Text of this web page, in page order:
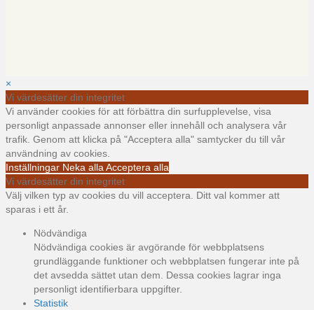
×
Vi värdesätter din integritet
Vi använder cookies för att förbättra din surfupplevelse, visa
personligt anpassade annonser eller innehåll och analysera vår
trafik. Genom att klicka på "Acceptera alla" samtycker du till vår
användning av cookies.
Inställningar Neka alla Acceptera alla
Vi värdesätter din integritet
Välj vilken typ av cookies du vill acceptera. Ditt val kommer att
sparas i ett år.
Nödvändiga
Nödvändiga cookies är avgörande för webbplatsens
grundläggande funktioner och webbplatsen fungerar inte på
det avsedda sättet utan dem. Dessa cookies lagrar inga
personligt identifierbara uppgifter.
Statistik